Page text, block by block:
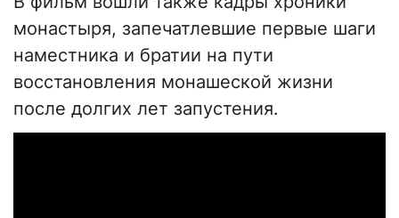
монастыря, запечатлевшие первые шаги
наместника и братии на пути
восстановления монашеской жизни
после долгих лет запустения.